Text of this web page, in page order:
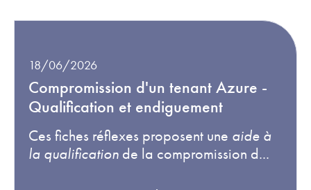
Compromission d'un tenant Azure -
Qualification et endiguement
18/06/2026
Ces fiches réflexes proposent une aide à
la qualification de la compromission d...